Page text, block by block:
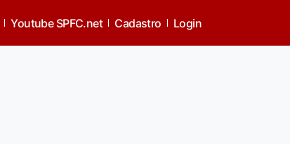
Youtube SPFC.net Cadastro Login